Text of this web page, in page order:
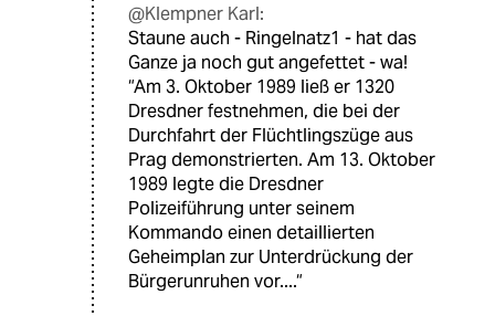
@Klempner Karl:
Staune auch - Ringelnatz1 - hat das
Ganze ja noch gut angefettet - wa!
“Am 3. Oktober 1989 ließ er 1320
Dresdner festnehmen, die bei der
Durchfahrt der Flüchtlingszüge aus
Prag demonstrierten. Am 13. Oktober
1989 legte die Dresdner
Polizeiführung unter seinem
Kommando einen detaillierten
Geheimplan zur Unterdrückung der
Bürgerunruhen vor....“